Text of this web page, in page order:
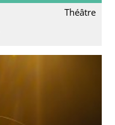
Théâtre